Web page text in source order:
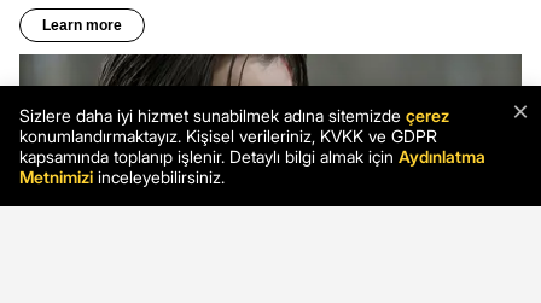
×
Sizlere daha iyi hizmet sunabilmek adına sitemizde çerez
konumlandırmaktayız. Kişisel verileriniz, KVKK ve GDPR
kapsamında toplanıp işlenir. Detaylı bilgi almak için Aydınlatma
Metnimizi inceleyebilirsiniz.